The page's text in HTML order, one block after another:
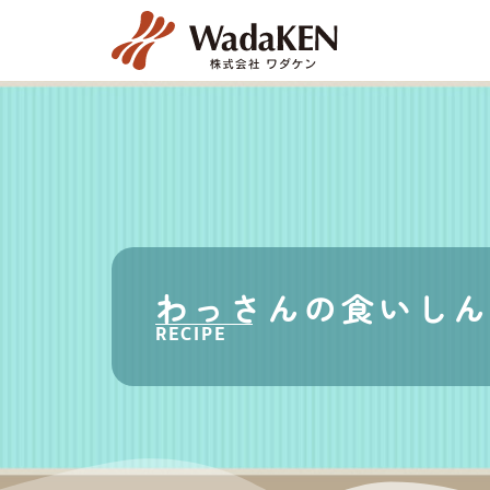
わっさんの食いし
RECIPE